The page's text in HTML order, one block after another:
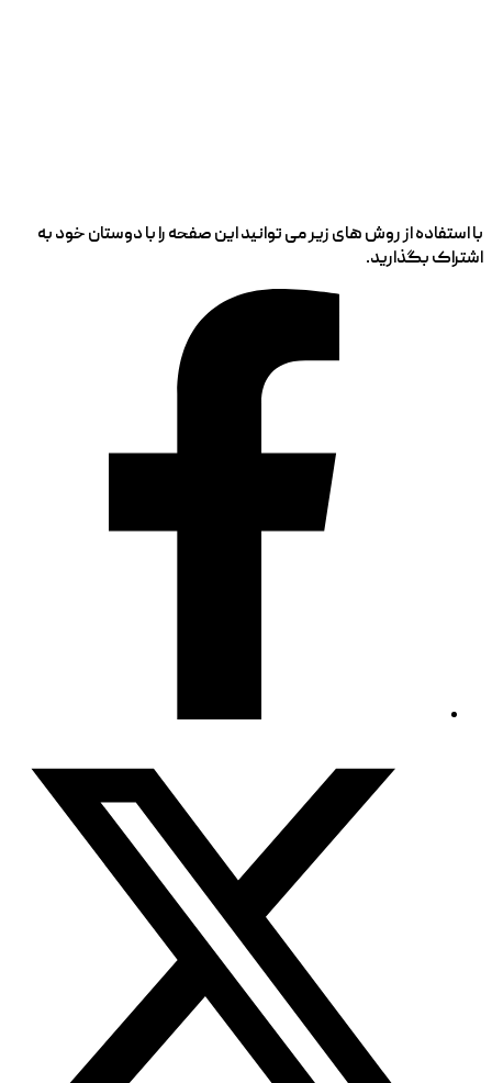
با استفاده از روش های زیر می توانید این صفحه را با دوستان خود به
اشتراک بگذارید.